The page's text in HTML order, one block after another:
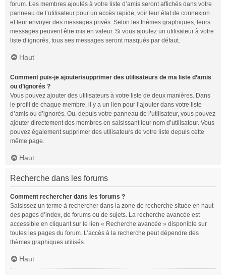
forum. Les membres ajoutés à votre liste d’amis seront affichés dans votre
panneau de l’utilisateur pour un accès rapide, voir leur état de connexion
et leur envoyer des messages privés. Selon les thèmes graphiques, leurs
messages peuvent être mis en valeur. Si vous ajoutez un utilisateur à votre
liste d’ignorés, tous ses messages seront masqués par défaut.
Haut
Comment puis-je ajouter/supprimer des utilisateurs de ma liste d’amis
ou d’ignorés ?
Vous pouvez ajouter des utilisateurs à votre liste de deux manières. Dans
le profil de chaque membre, il y a un lien pour l’ajouter dans votre liste
d’amis ou d’ignorés. Ou, depuis votre panneau de l’utilisateur, vous pouvez
ajouter directement des membres en saisissant leur nom d’utilisateur. Vous
pouvez également supprimer des utilisateurs de votre liste depuis cette
même page.
Haut
Recherche dans les forums
Comment rechercher dans les forums ?
Saisissez un terme à rechercher dans la zone de recherche située en haut
des pages d’index, de forums ou de sujets. La recherche avancée est
accessible en cliquant sur le lien « Recherche avancée » disponible sur
toutes les pages du forum. L’accès à la recherche peut dépendre des
thèmes graphiques utilisés.
Haut